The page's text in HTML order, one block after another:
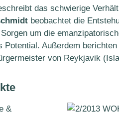
das schwierige
beobachtet die
um die
Potential. Außerdem
von Reykjavik